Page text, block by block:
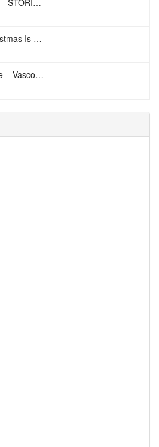
Tananai, Annalisa – STORIE BREVI
All I Want For Christmas Is You – Mariah Carey
Come Nelle Favole – Vasco Rossi